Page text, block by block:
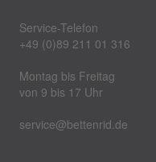
Service-Telefon
+49 (0)89 211 01 316
Montag bis Freitag
von 9 bis 17 Uhr
service@bettenrid.de